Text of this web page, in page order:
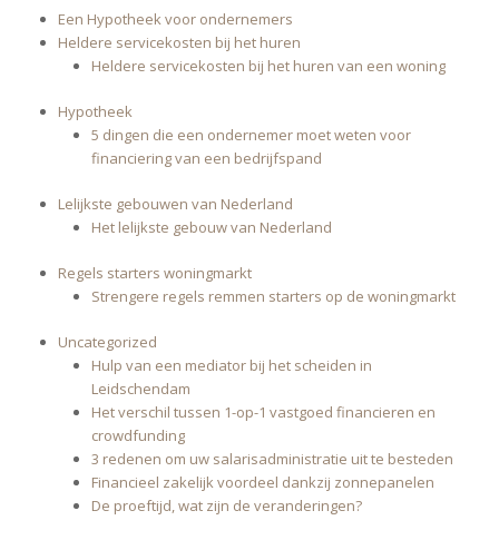
Een Hypotheek voor ondernemers
Heldere servicekosten bij het huren
Heldere servicekosten bij het huren van een woning
Hypotheek
5 dingen die een ondernemer moet weten voor
financiering van een bedrijfspand
Lelijkste gebouwen van Nederland
Het lelijkste gebouw van Nederland
Regels starters woningmarkt
Strengere regels remmen starters op de woningmarkt
Uncategorized
Hulp van een mediator bij het scheiden in
Leidschendam
Het verschil tussen 1-op-1 vastgoed financieren en
crowdfunding
3 redenen om uw salarisadministratie uit te besteden
Financieel zakelijk voordeel dankzij zonnepanelen
De proeftijd, wat zijn de veranderingen?